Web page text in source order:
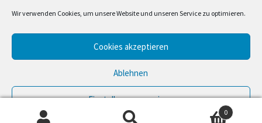
Wir verwenden Cookies, um unsere Website und unseren Service zu optimieren.
Cookies akzeptieren
Ablehnen
Einstellungen anzeigen
© LUXUSLOVE 2026
Erstellt mit Storefront & WooCommerce
0